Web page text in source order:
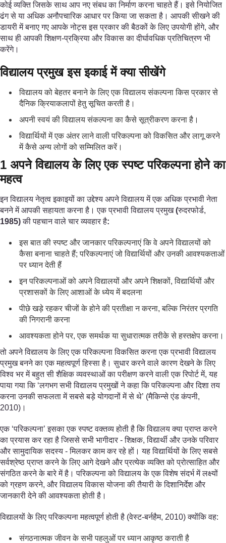
कोई व्यक्ति जिसके साथ आप नए संबध का निर्माण करना चाहते हैं। इसे नियोजित
ढंग से या अधिक अनौपचारिक आधार पर किया जा सकता है। आपकी सीखने की
डायरी में बनाए गए आपके नोट्स इस प्रकार की बैठकों के लिए उपयोगी होंगे, और
साथ ही आपकी शिक्षण-प्रक्रिया और विकास का दीर्घावधिक प्रतिचित्रण भी
करेंगे।
विद्यालय प्रमुख इस इकाई में क्या सीखेंगे
विद्यालय को बेहतर बनाने के लिए एक विद्यालय संकल्पना किस प्रकार से
दैनिक क्रियाकलापों हेतु सूचित करती है।
अपनी स्वयं की विद्यालय संकल्पना का कैसे सूत्रीकरण करना है।
विद्यार्थियों में एक अंतर लाने वाली परिकल्पना को विकसित और लागू करने
में कैसे अन्य लोगों को सम्मिलित करें।
1 अपने विद्यालय के लिए एक स्पष्ट परिकल्पना होने का
महत्व
इन विद्यालय नेतृत्व इकाइयों का उद्देश्य अपने विद्यालय में एक अधिक प्रभावी नेता
बनने में आपकी सहायता करना है। एक प्रभावी विद्यालय प्रमुख(रुदरफोर्ड,
1985)की पहचान वाले चार व्यवहार है:
इस बात की स्पष्ट और जानकार परिकल्पनाएं कि वे अपने विद्यालयों को
कैसा बनाना चाहते हैं; परिकल्पनाएं जो विद्यार्थियों और उनकी आवश्यकताओं
पर ध्यान देती हैं
इन परिकल्पनाओं को अपने विद्यालयों और अपने शिक्षकों, विद्यार्थियों और
प्रशासकों के लिए आशाओं के ध्येय में बदलना
पीछे खड़े रहकर चीजों के होने की प्रतीक्षा न करना, बल्कि निरंतर प्रगति
की निगरानी करना
आवश्यकता होने पर, एक समर्थक या सुधारात्मक तरीके से हस्तक्षेप करना।
तो अपने विद्यालय के लिए एक परिकल्पना विकसित करना एक प्रभावी विद्यालय
प्रमुख बनने का एक महत्वपूर्ण हिस्सा है। सुधार करने वाले कारण देखने के लिए
विश्व भर में बहुत सी शैक्षिक व्यवस्थाओं का परीक्षण करने वाली एक रिपोर्ट में, यह
पाया गया कि ‘लगभग सभी विद्यालय प्रमुखों ने कहा कि परिकल्पना और दिशा तय
करना उनकी सफलता में सबसे बड़े योगदानों में से थे’ (मैकिन्से एंड कंपनी,
2010)।
एक ‘परिकल्पना’ इसका एक स्पष्ट वक्तव्य होती है कि विद्यालय क्या प्राप्त करने
का प्रयास कर रहा है जिससे सभी भागीदार - शिक्षक, विद्यार्थी और उनके परिवार
और सामुदायिक सदस्य - मिलकर काम कर रहे हों। यह विद्यार्थियों के लिए सबसे
सर्वश्रेष्ठ प्राप्त करने के लिए आगे देखने और प्रत्येक व्यक्ति को प्रोत्साहित और
संगठित करने के बारे में है। परिकल्पना को विद्यालय के एक विशेष संदर्भ में लक्ष्यों
को ग्रहण करने, और विद्यालय विकास योजना की तैयारी के दिशानिर्देश और
जानकारी देने की आवश्यकता होती है।
विद्यालयों के लिए परिकल्पना महत्वपूर्ण होती है (वेस्ट-बर्नहैम, 2010) क्योंकि वह:
संगठनात्मक जीवन के सभी पहलुओं पर ध्यान आकृष्ठ कराती है